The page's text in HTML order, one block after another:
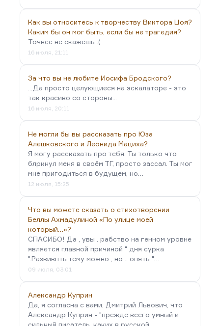
Как вы относитесь к творчеству Виктора Цоя?
Каким бы он мог быть, если бы не трагедия?
Точнее не скажешь :(
16 июля, 21:11
За что вы не любите Иосифа Бродского?
...Да просто целующиеся на эскалаторе - это
так красиво со стороны...
16 июля, 20:11
Не могли бы вы рассказать про Юза
Алешковского и Леонида Мациха?
Я могу рассказать про тебя. Ты только что
блркнул меня в своём ТГ, просто зассал. Ты мог
мне пригодиться в будущем, но…
12 июля, 15:25
Что вы можете сказать о стихотворении
Беллы Ахмадулиной «По улице моей
который…»?
СПАСИБО! Да , увы . рабство на генном уровне
является главной причиной " дня сурка
".Развивпть тему можно , но .. опять "…
09 июля, 03:01
Александр Куприн
Да, я согласна с вами, Дмитрий Львович, что
Александр Куприн - "прежде всего умный и
сильный писатель, каких в русской…